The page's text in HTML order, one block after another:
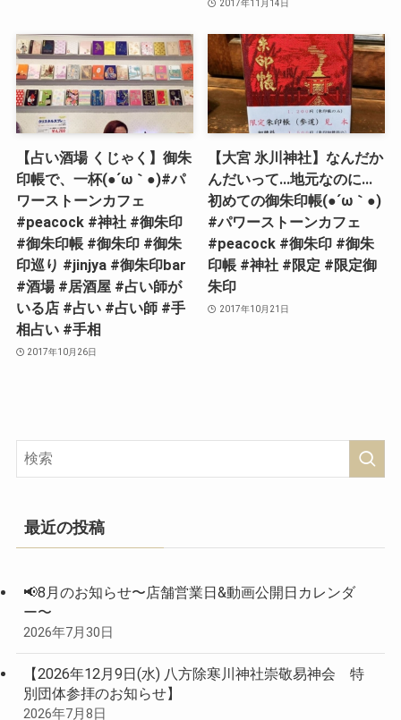
2017年11月14日
【占い酒場 くじゃく】御朱
印帳で、一杯(●´ω｀●)#パ
ワーストーンカフェ
#peacock #神社 #御朱印
#御朱印帳 #御朱印 #御朱
印巡り #jinjya #御朱印bar
#酒場 #居酒屋 #占い師が
いる店 #占い #占い師 #手
相占い #手相
2017年10月26日
【大宮 氷川神社】なんだか
んだいって…地元なのに…
初めての御朱印帳(●´ω｀●)
#パワーストーンカフェ
#peacock #御朱印 #御朱
印帳 #神社 #限定 #限定御
朱印
2017年10月21日
最近の投稿
📢8月のお知らせ〜店舗営業日&動画公開日カレンダ
ー〜
2026年7月30日
【2026年12月9日(水) 八方除寒川神社崇敬易神会 特
別団体参拝のお知らせ】
2026年7月8日